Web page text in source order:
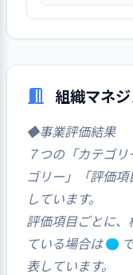
この項目では
の65.5％を占
10.3％、「い
経験がないの
れました。
組織マネ
◆事業評価結果
７つの「カテゴ
ゴリー」「評価
しています。
評価項目ごとに
ている場合は
表しています。